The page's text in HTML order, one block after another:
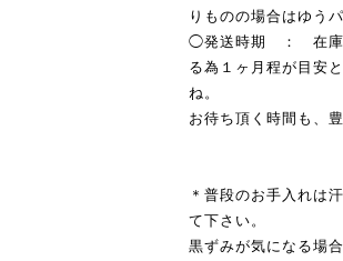
りものの場合はゆう
◯発送時期 ： 在庫
る為１ヶ月程が目安
ね。
お待ち頂く時間も、
＊普段のお手入れは
て下さい。
黒ずみが気になる場